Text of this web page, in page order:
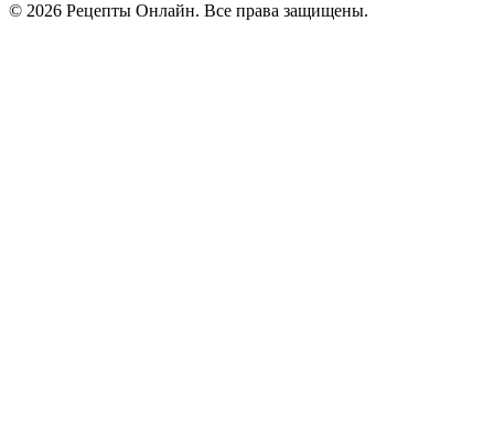
© 2026 Рецепты Онлайн. Все права защищены.